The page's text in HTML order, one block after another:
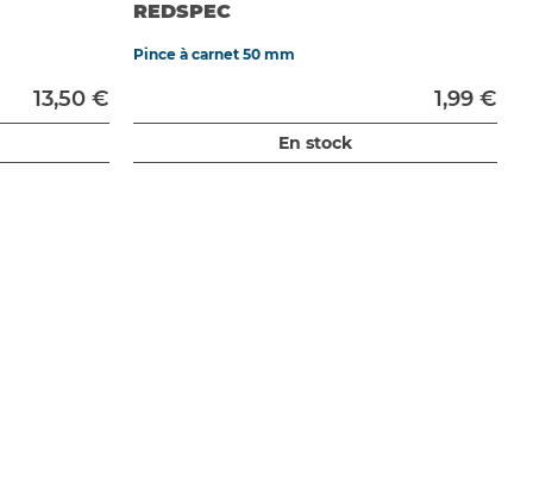
13,50 €
REDSPEC
Pince à carnet 50 mm
1,99 €
En stock